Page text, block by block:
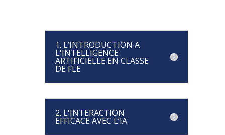
1. L’INTRODUCTION A
L'INTELLIGENCE
ARTIFICIELLE EN CLASSE
DE FLE
2. L'INTERACTION
EFFICACE AVEC L’IA